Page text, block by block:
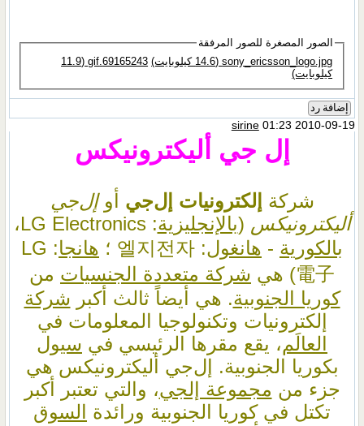
الصور المصغرة للصور المرفقة
sony_ericsson_logo.jpg‏ (14.6 كيلوبايت)
69165243.gif‏ (11.9
كيلوبايت)
إضافة رد
sirine01:23 2010-09-19
إل جي أليكترونيكس
شركة إلكترونيات إل‌جي أوإل‌جي
أليكترونيكس (بالإنجليزية: LG Electronics،
بالكورية - هانغول: 엘지전자 ؛ هانجا
: LG
電子) هي
شركة متعددة الجنسيات من
كوريا الجنوبية. هي أيضاً ثالث أكبر شركة
إلكترونيات وتكنولوجيا المعلومات في
العالَم، يقع مقرها الرئيسي في سيول
بكوريا الجنوبية. إل‌جي أليكترونيكس هي
جزء من مجموعة إل​جي، والتي تعتبر أكبر
تكتل في كوريا الجنوبية ورائدة السوق